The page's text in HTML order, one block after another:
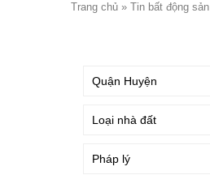
Trang chủ » Tin bất động sản